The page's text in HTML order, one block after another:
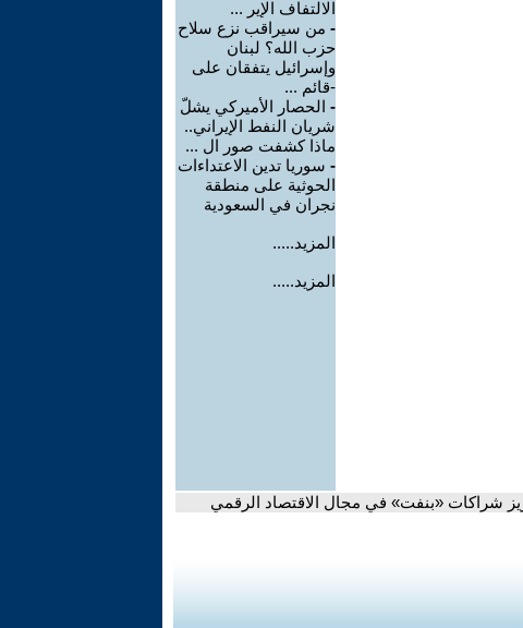
الالتفاف الإير ...
- من سيراقب نزع سلاح
حزب الله؟ لبنان
وإسرائيل يتفقان على
-قائم ...
- الحصار الأميركي يشلّ
شريان النفط الإيراني..
ماذا كشفت صور ال ...
- سوريا تدين الاعتداءات
الحوثية على منطقة
نجران في السعودية
المزيد.....
المزيد.....
شراكات «بنفت» في مجال الاقتصاد الرقمي